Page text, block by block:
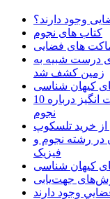
وجود دارند؟
کتاب های نجوم
ماکت های فضایی
ای درست شبیه به
زمین کشف شد
کیهان شناسی
10 واقعیت عجیب و شگفت انگیز درباره
نجوم
خرید تلسکوپ
در رشته نجوم و
فیزیک
کیهان شناسی
جهت‌یابی